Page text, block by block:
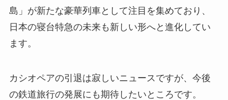
島」が新たな豪華列車として注目を集めており、
日本の寝台特急の未来も新しい形へと進化してい
ます。
カシオペアの引退は寂しいニュースですが、今後
の鉄道旅行の発展にも期待したいところです。